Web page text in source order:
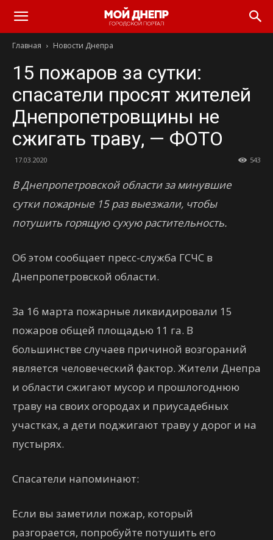
Главная Новости Днепра
15 пожаров за сутки:
спасатели просят жителей
Днепропетровщины не
сжигать траву, — ФОТО
17.03.2020 543
В Днепропетровской области за минувшие
сутки пожарные 15 раз выезжали, чтобы
потушить горящую сухую растительность.
Об этом сообщает пресс-служба ГСЧС в
Днепропетровской области.
За 16 марта пожарные ликвидировали 15
пожаров общей площадью 11 га. В
большинстве случаев причиной возгораний
является человеческий фактор. Жители Днепра
и области сжигают мусор и прошлогоднюю
траву на своих огородах и приусадебных
участках, а дети поджигают траву у дорог и на
пустырях.
Спасатели напоминают:
Если вы заметили пожар, который
разгорается, попробуйте потушить его